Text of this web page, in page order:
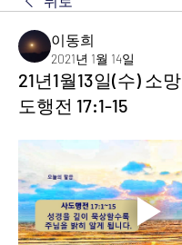
이동희
2021년 1월 14일
21년1월13일(수) 소
도행전 17:1-15